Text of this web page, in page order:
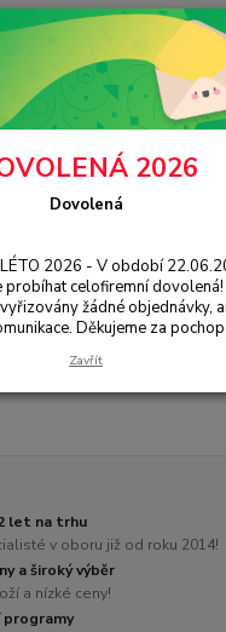
7
Serie
let na trhu
v oboru již od roku 2014!
a široký výběr
a nízké ceny!
2026
Dovolená
2026 - V období
celofiremní
žádné objednávky,
Děkujeme za
Zavřít